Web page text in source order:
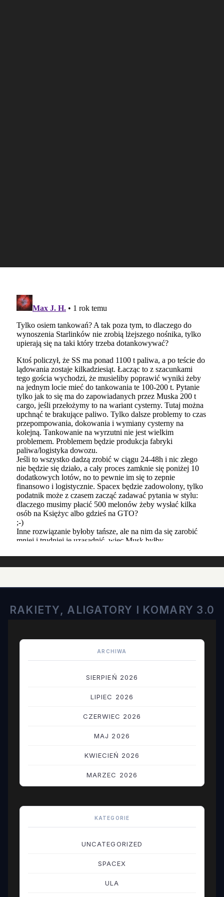
RAKIETY, ALIGATORY I KOMARY 3.0
ARCHIWA
SIERPIEŃ 2026
LIPIEC 2026
CZERWIEC 2026
MAJ 2026
KWIECIEŃ 2026
MARZEC 2026
STYCZEŃ 2026
KATEGORIE
UNCATEGORIZED
SPACEX
ULA